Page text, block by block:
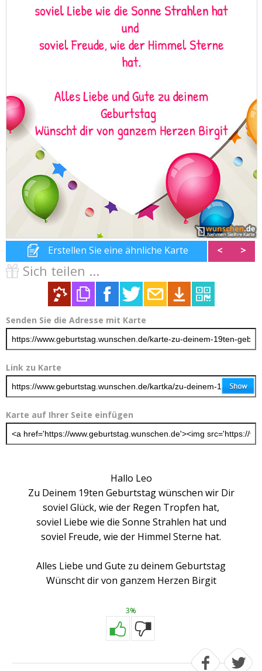
Erstellen Sie eine ähnliche Karte < >
Sich teilen ...
Senden Sie die Adresse mit Karte
Link zu Karte
Karte auf Ihrer Seite einfügen
Hallo Leo
Zu Deinem 19ten Geburtstag wünschen wir Dir
soviel Glück, wie der Regen Tropfen hat,
soviel Liebe wie die Sonne Strahlen hat und
soviel Freude, wie der Himmel Sterne hat.
Alles Liebe und Gute zu deinem Geburtstag
Wünscht dir von ganzem Herzen Birgit
3%